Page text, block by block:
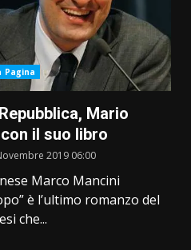
Pagina
Mario
il suo libro
2019 06:00
Marco Mancini
è l’ultimo romanzo del
che...